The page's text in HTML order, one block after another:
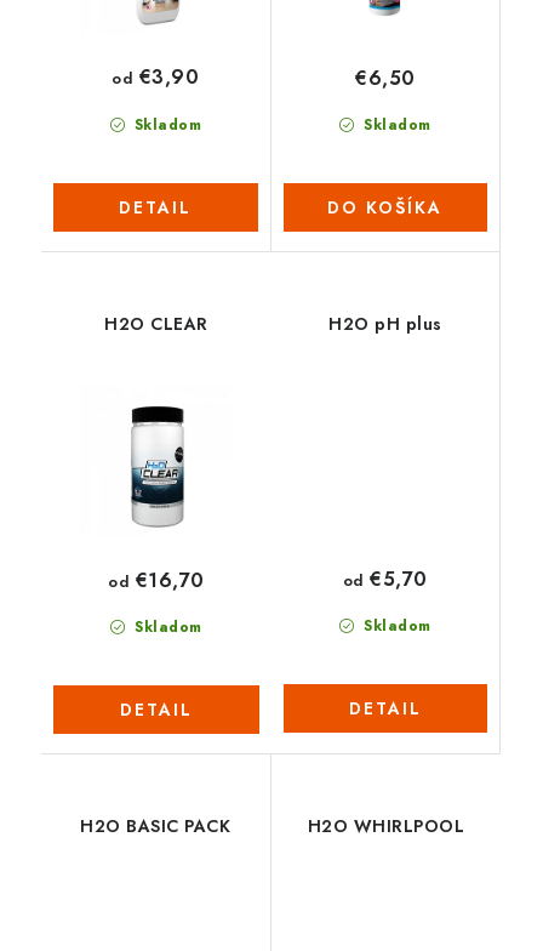
Skladom
od €3,90
DETAIL
Skladom
€6,50
DO KOŠÍKA
H2O CLEAR
Skladom
od €16,70
DETAIL
H2O pH plus
Skladom
od €5,70
DETAIL
H2O BASIC PACK H2O WHIRLPOOL